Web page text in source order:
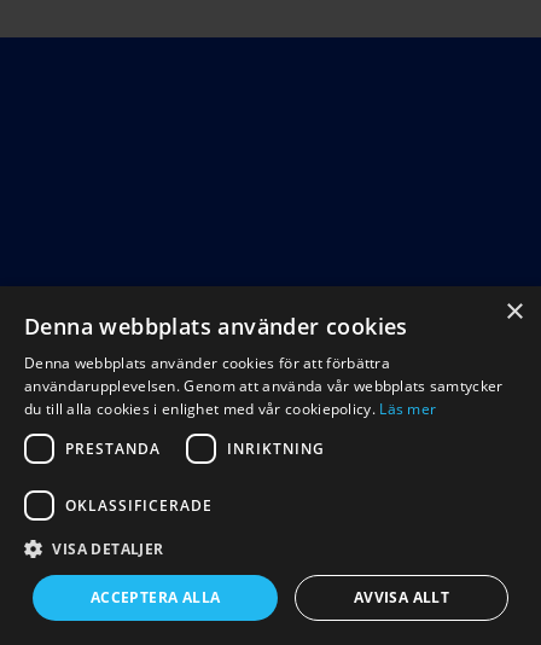
×
Denna webbplats använder cookies
Denna webbplats använder cookies för att förbättra
användarupplevelsen. Genom att använda vår webbplats samtycker
du till alla cookies i enlighet med vår cookiepolicy. Läs mer
PRESTANDA
INRIKTNING
OKLASSIFICERADE
VISA DETALJER
ACCEPTERA ALLA AVVISA ALLT